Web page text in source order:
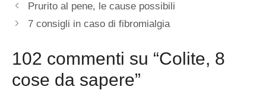
Prurito al pene, le cause possibili
7 consigli in caso di fibromialgia
102 commenti su “Colite, 8
cose da sapere”